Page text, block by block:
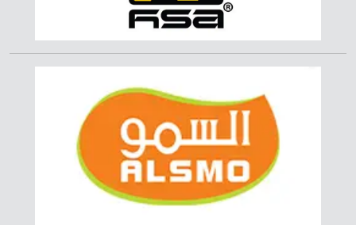
بمكافأة نقدية وعينية.. مؤسسة
الرابطة الاقتصادية تكرّم عامل نظافة
في مطار عدن الدولي أعاد مبلغ
ضائع لصاحبه